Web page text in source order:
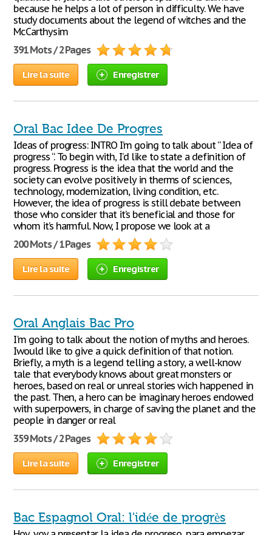
because he helps a lot of person in difficulty. We have
study documents about the legend of witches and the
McCarthysim
391 Mots / 2 Pages
Lire la suite Enregistrer
Oral Bac Idee De Progres
Ideas of progress: INTRO I’m going to talk about “ Idea of
progress “. To begin with, I’d like to state a definition of
progress. Progress is the idea that the world and the
society can evolve positively in therms of sciences,
technology, modernization, living condition, etc.
However, the idea of progress is still debate between
those who consider that it’s beneficial and those for
whom it’s harmful. Now, I propose we look at a
200 Mots / 1 Pages
Lire la suite Enregistrer
Oral Anglais Bac Pro
I'm going to talk about the notion of myths and heroes.
Iwould like to give a quick definition of that notion.
Briefly, a myth is a legend telling a story, a well-know
tale that everybody knows about great monsters or
heroes, based on real or unreal stories wich happened in
the past. Then, a hero can be imaginary heroes endowed
with superpowers, in charge of saving the planet and the
people in danger or real
359 Mots / 2 Pages
Lire la suite Enregistrer
Bac Espagnol Oral: l'idée de progrès